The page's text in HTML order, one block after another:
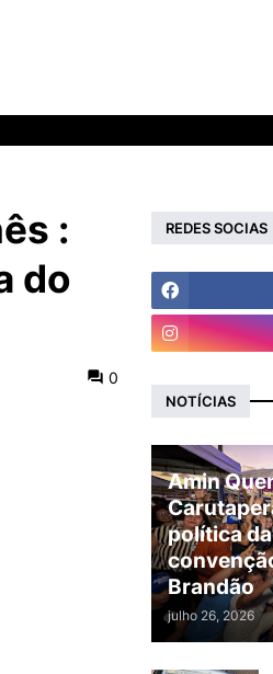
:
do
0
REDES SOCIAS
NOTÍCIAS
Amin
política
Brandão
julho 26, 2026